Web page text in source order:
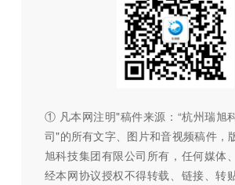
① 凡本网注明"稿件来源：“杭州瑞旭
司"的所有文字、图片和音视频稿件，
旭科技集团有限公司所有，任何媒体
经本网协议授权不得转载、链接、转